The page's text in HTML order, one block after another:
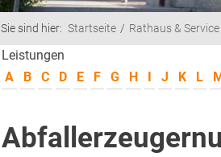
Sie sind hier: Startseite Rathaus & Service
Leistungen
A
B C D E F G H I J K L